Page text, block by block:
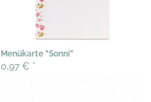
Menükarte "Sonni"
0,97 € *